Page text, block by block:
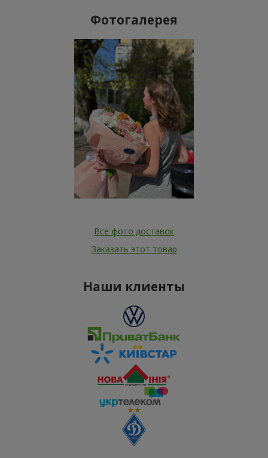
Фотогалерея
Все фото доставок
Заказать этот товар
Наши клиенты